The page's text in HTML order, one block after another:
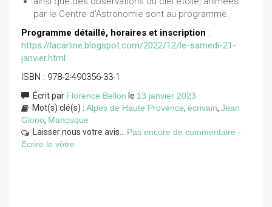
par le Centre d'Astronomie sont au programme.
Programme détaillé, horaires et inscription :
https://lacarline.blogspot.com/2022/12/le-samedi-21-
janvier.html
ISBN : 978-2-490356-33-1
Écrit par Florence Bellon le 13 janvier 2023
Mot(s) clé(s) : Alpes de Haute Provence, écrivain, Jean
Giono, Manosque
Laisser nous votre avis... Pas encore de commentaire -
Ecrire le vôtre